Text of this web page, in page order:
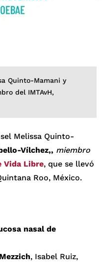
Quinto-Mamani y
del IMTAvH,
Melissa Quinto-
Vílchez,, miembro
Vida Libre, que se llevó
Roo, México.
nasal de
, Isabel Ruiz,